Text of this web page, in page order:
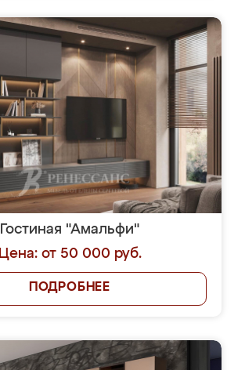
Гостиная "Амальфи"
Цена: от 50 000 руб.
ПОДРОБНЕЕ